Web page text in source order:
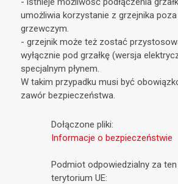
umożliwia korzystanie z grzejnika
grzewczym.
- grzejnik może też zostać
wyłącznie pod grzałkę (wersja
specjalnym płynem.
W takim przypadku musi być
zawór bezpieczeństwa.
Dołączone pliki:
Informacje o bezpieczeństwie
Podmiot odpowiedzialny za
terytorium UE: